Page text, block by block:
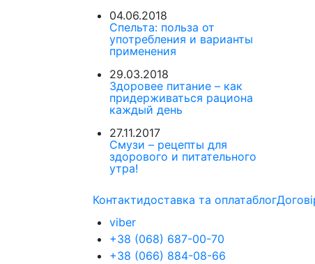
04.06.2018
Спельта: польза от
употребления и варианты
применения
29.03.2018
Здоровее питание – как
придерживаться рациона
каждый день
27.11.2017
Смузи – рецепты для
здорового и питательного
утра!
Контактидоставка та оплатаблог
viber
+38 (068) 687-00-70
+38 (066) 884-08-66